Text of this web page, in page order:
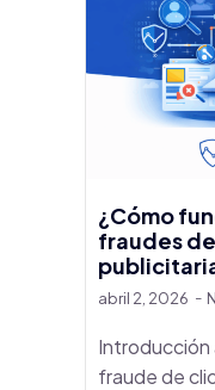
¿Cómo
fraudes
abril 2, 2026
Introducción
fraude de